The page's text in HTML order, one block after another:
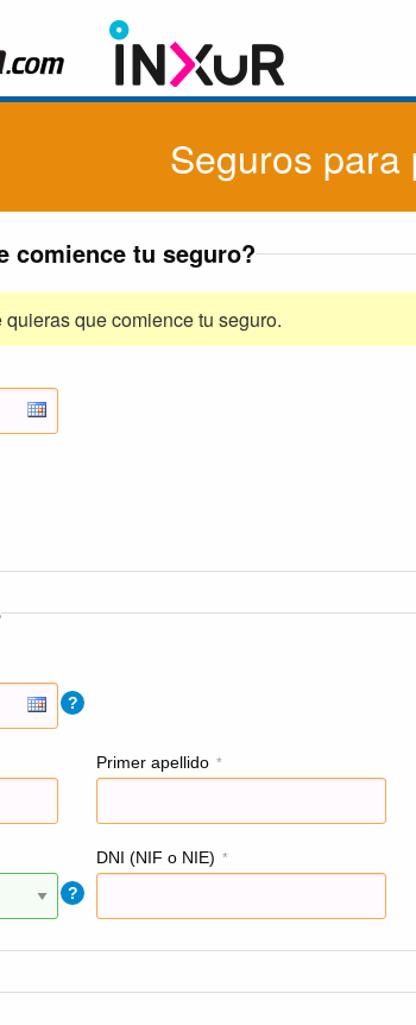
Seguros
comience tu seguro?
que comience tu seguro.
?
Primer apellido *
?
DNI (NIF o NIE) *